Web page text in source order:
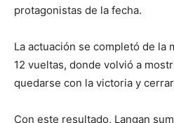
protagonistas de la fecha.
La actuación se completó de la
12 vueltas, donde volvió a
quedarse con la victoria y
Con este resultado, Langan